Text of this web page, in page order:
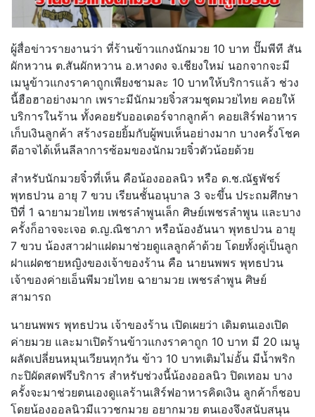
ผู้สื่อข่าวรายงานว่า ที่ร้านข้าวแกงนักมวย 10 บาท ปั๊มพีที สัน
ผักหวาน ต.สันผักหวาน อ.หางดง จ.เชียงใหม่ นอกจากจะมี
เมนูข้าวแกงราคาถูกเพียงชามละ 10 บาทให้บริการแล้ว ช่วง
นี้ฮือฮาอย่างมาก เพราะมีนักมวยจิ๋วสวมชุดมวยไทย คอยให้
บริการในร้าน ทั้งคอยรับออเดอร์จากลูกค้า คอยเสิร์ฟอาหาร
เก็บเงินลูกค้า สร้างรอยยิ้มกับผู้พบเห็นอย่างมาก บางครั้งโชค
ดีอาจได้เห็นลีลาการซ้อมของนักมวยจิ๋วตัวน้อยด้วย
สำหรับนักมวยจิ๋วที่เห็น คือน้องออลนิว หรือ ด.ช.ณัฐพัชร์
พุทธปวน อายุ 7 ขวบ เรียนชั้นอนุบาล 3 จะขึ้น ประถมศึกษา
ปีที่ 1 ฉายามวยไทย เพชรลำพูนเล็ก ศิษย์เพชรลำพูน และบาง
ครั้งก็อาจจะเจอ ด.ญ.ณิชาภา หรือน้องอันนา พุทธปวน อายุ
7 ขวบ น้องสาวฝาแฝดมาช่วยดูแลลูกค้าด้วย โดยทั้งคู่เป็นลูก
ฝาแฝดชายหญิงของเจ้าของร้าน คือ นายนพพร พุทธปวน
เจ้าของค่ายเอ็นพีมวยไทย ฉายามวย เพชรลำพูน ศิษย์
สามารถ
นายนพพร พุทธปวน เจ้าของร้าน เปิดเผยว่า เดิมตนเองเปิด
ค่ายมวย และมาเปิดร้านข้าวแกงราคาถูก 10 บาท มี 20 เมนู
ผลัดเปลี่ยนหมุนเวียนทุกวัน ข้าว 10 บาทเติมไม่อั้น มีน้ำพริก
กะปิผัดสดฟรีบริการ สำหรับช่วงนี้น้องออลนิว ปิดเทอม บาง
ครั้งจะมาช่วยตนเองดูแลร้านเสิร์ฟอาหารคิดเงิน ลูกค้าก็ชอบ
โดยน้องออลนิวมีแววชกมวย อยากมวย ตนเองจึงสนับสนุน